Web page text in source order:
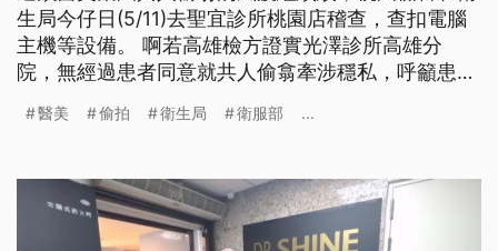
生局今仔日(5/11)去聖宜診所桃園店稽查，查扣電腦
主機等設備。 啊若高雄檢方證實光澤診所高雄分
院，無經過患者同意就共人偷翕牽涉穩私，呼籲患者
公道。 衛福部長石崇良強調，診所欲佇診療空間錄
求落實規定。（新聞標題、導言為台語文）
醫美 偷拍 衛生局 衛服部 ...